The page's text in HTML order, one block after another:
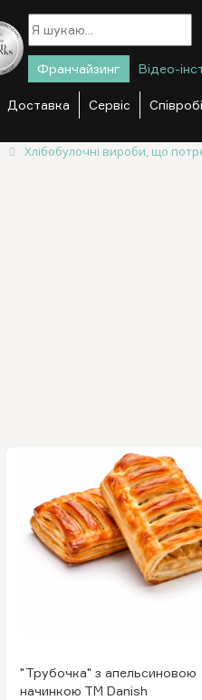
Франчайзинг Відео-
Доставка Сервіс
Хлібобулочні вироби, що
"Трубочка" з апельсиновою
начинкою ТМ Danish